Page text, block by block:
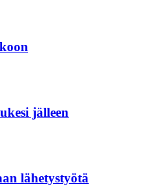
jälleen
lähetystyötä